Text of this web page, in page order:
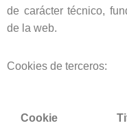
de carácter técnico,
de la web.
Cookies de terceros:
Cookie